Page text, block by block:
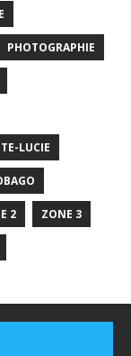
PHOTOGRAPHIE
LUCIE
2 ZONE 3